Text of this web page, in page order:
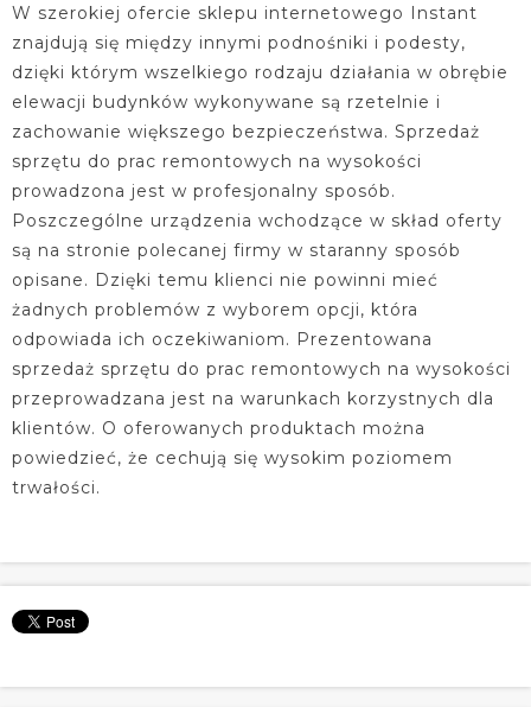
W szerokiej ofercie sklepu internetowego Instant
znajdują się między innymi podnośniki i podesty,
dzięki którym wszelkiego rodzaju działania w obrębie
elewacji budynków wykonywane są rzetelnie i
zachowanie większego bezpieczeństwa. Sprzedaż
sprzętu do prac remontowych na wysokości
prowadzona jest w profesjonalny sposób.
Poszczególne urządzenia wchodzące w skład oferty
są na stronie polecanej firmy w staranny sposób
opisane. Dzięki temu klienci nie powinni mieć
żadnych problemów z wyborem opcji, która
odpowiada ich oczekiwaniom. Prezentowana
sprzedaż sprzętu do prac remontowych na wysokości
przeprowadzana jest na warunkach korzystnych dla
klientów. O oferowanych produktach można
powiedzieć, że cechują się wysokim poziomem
trwałości.